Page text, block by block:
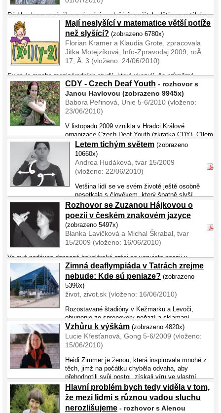
Rád bych povyprávěl o své práci neslyšícího učitele dětí s mentálním
postižením v Berouně. K této práci jsem se dostal přes neslyšícího
kamaráda, který tady pracoval dva roky. Předtím jsem již měl
zkušenosti s dětmi s t� ...
Mají neslyšící v matematice větší potíže
než slyšící? (zobrazeno 6780x)
Florian Kramer a Klaudia Grote, zpracovala
Jitka Motejzíková, Info-Zpravodaj 2009, roÄ.
17, Ä. 3 (vloženo: 24/06/2010)
Existuje mnoho mezinárodních studií, které ukazují, že průměrné
matematické dovednosti lidí se sluchovým postižením (tj. neslyšících a
nedoslýchavých lidí) jsou horší než matematické dovednosti slyšících
lidí. Rádi bychom ...
CDY - Czech Deaf Youth - rozhovor s
Janou Havlovou (zobrazeno 9945x)
Babora Peřinová, Unie 5-6/2010 (vloženo:
23/06/2010)
V listopadu 2009 vznikla v Hradci Králové
organizace Czech Deaf Youth (zkratka CDY). Cílem
této organizace je sdružovat neslyšící děti a mládež ve věku devět až
35 let a zajistit jim všestranný kulturní a vzdělanostní rozvoj, spolu ...
Letem tichým světem (zobrazeno
10660x)
Andrea Hudáková, tvar 15/2009
(vloženo: 22/06/2010)
Vetšina lidí se ve svém životě ještě osobně
nesetkala s člověkem, který špatně slyší
nebo neslyší vůbec. Při setkání s někým takovým si můžeme
připadat jako turisté, kteří si před cestou do neznámých míst
zapomněli ...
Rozhovor se Zuzanou Hájkovou o
poezii v českém znakovém jazyce
(zobrazeno 5497x)
Blanka Lavičková a Michal Škrabal, tvar
15/2009 (vloženo: 16/06/2010)
Ve své nedávno dopsané bakalárské práci se venujete poezii v
ceském znakovém jazyce. V cem se podobá poezii v psaném
jazyce a v cem se od ní liší? Ty rozdíly jsou pochopitelne obrovské,
nicméne ve své práci jsem došla k záver ...
Zimná deaflympiáda v Tatrách zrejme
nebude: Kde sú peniaze? (zobrazeno
5396x)
život, zivot.sk (vloženo: 16/06/2010)
Rozostavané štadióny v Kežmarku a Levoči,
obvinenie zo sprenevery peňazí a sklamaní
športovci, ktorí chceli doma reprezentovať Slovensko. Keď sa hovorí o
deaflympiáde, väčšina z nás ani nezbystrí pozornosť. Mnohým toto
slovo n ...
Vzhůru k výškám (zobrazeno 4820x)
Lucie Křesťanová, Gong 5-6/2009 (vloženo:
15/06/2010)
Heidi Zimmer je ženou, která inspirovala mnohé z
těch, jimž na počátku chyběla odvaha, aby
přehodnotili svůj postoj, získali víru ve vlastní
schopnosti a uspěli. Pokud člověk ví, co chce, pak je podle Heidi
dostatečně vybaven ...
Hlavní problém bych tedy viděla v tom,
že mezi lidmi s různou vadou sluchu
nerozlišujeme - rozhovor s Alenou